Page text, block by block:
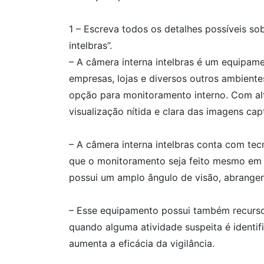
1 – Escreva todos os detalhes possíveis
intelbras”.
– A câmera interna intelbras é um
empresas, lojas e diversos outros
opção para monitoramento interno. Com
visualização nítida e clara das imagens
– A câmera interna intelbras conta com
que o monitoramento seja feito mesmo
possui um amplo ângulo de visão,
– Esse equipamento possui também
quando alguma atividade suspeita é
aumenta a eficácia da vigilância.